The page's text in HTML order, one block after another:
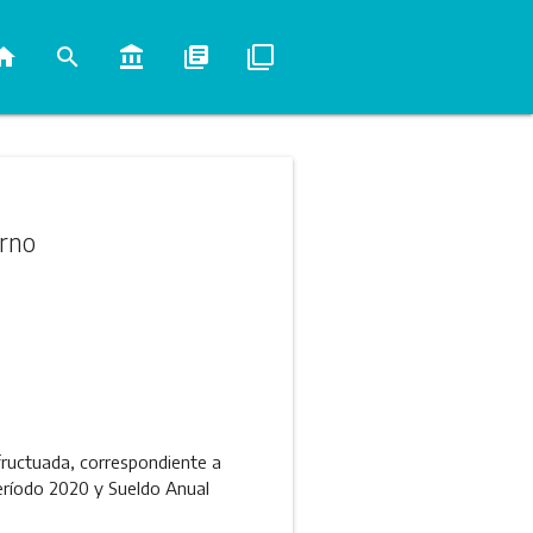
search account_balance library_books filter_none
correspondiente a
2020 y Sueldo Anual